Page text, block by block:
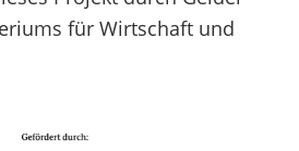
für Wirtschaft und